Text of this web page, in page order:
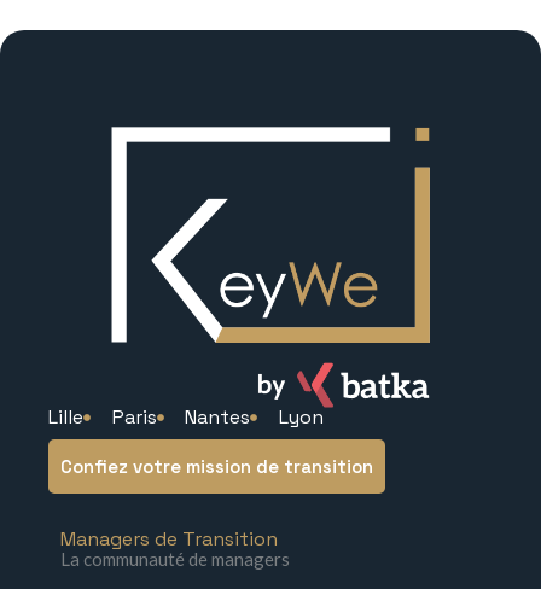
Lille Paris Nantes Lyon
Confiez votre mission de transition
Managers de Transition
La communauté de managers